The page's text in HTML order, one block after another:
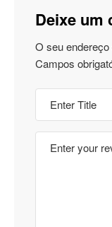
Deixe um
O seu
Campos